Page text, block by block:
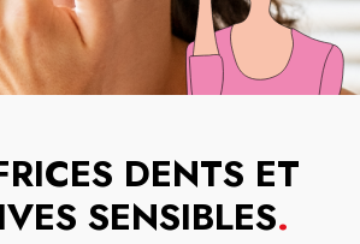
DENTS ET
SENSIBLES.